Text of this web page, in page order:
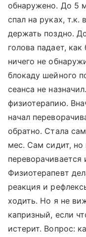
обнаружено. До 5
спал на руках, т.к.
держать поздно.
голова падает,
ничего не
блокаду шейного
сеанса не
физиотерапию.
начал
обратно. Стала
мес. Сам сидит, но
переворачивается
Физиотерапевт
реакция и
ходить. Но я не
капризный, если
истерит. Вопрос: